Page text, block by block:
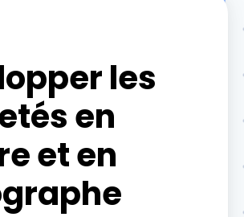
les
en
et en